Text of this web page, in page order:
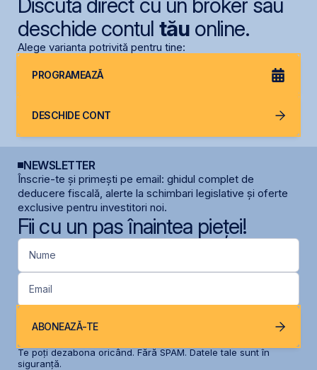
deschide contul tăuonline.
Alege varianta potrivită pentru tine:
PROGRAMEAZĂ
DESCHIDE CONT
NEWSLETTER
Înscrie-te și primești pe email: ghidul complet de
deducere fiscală, alerte la schimbari legislative și oferte
exclusive pentru investitori noi.
Fii cu un pas înaintea pieței!
Nume
Email
ABONEAZĂ-TE
Te poți dezabona oricând. Fără SPAM. Datele tale sunt în
siguranță.